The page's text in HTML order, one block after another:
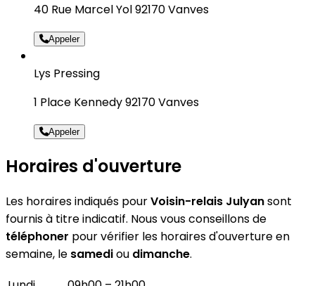
40 Rue Marcel Yol 92170 Vanves
Appeler
Lys Pressing
1 Place Kennedy 92170 Vanves
Appeler
Horaires d'ouverture
Les horaires indiqués pourVoisin-relais Julyansont
fournis à titre indicatif. Nous vous conseillons de
téléphoner pour vérifier les horaires d'ouverture en
semaine, le samediou dimanche.